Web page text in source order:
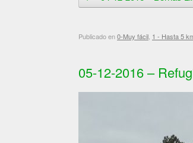
Publicado en0-Muy fácil 1 - Hasta 5
05-12-2016 –